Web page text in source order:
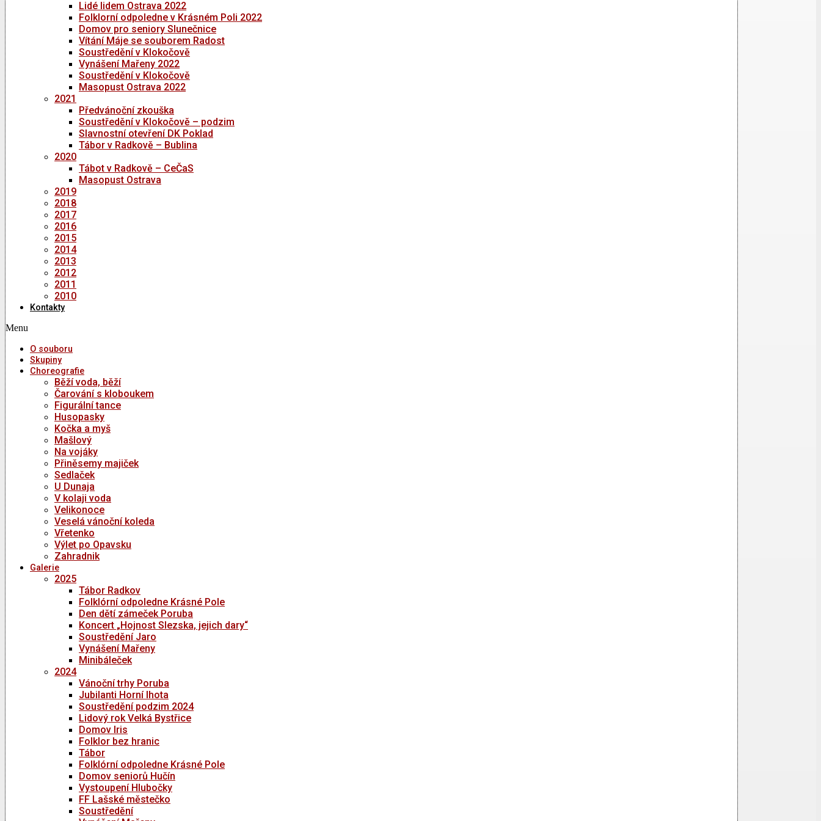
Lidé lidem Ostrava 2022
Folklorní odpoledne v Krásném Poli 2022
Domov pro seniory Slunečnice
Vítání Máje se souborem Radost
Soustředění v Klokočově
Vynášení Mařeny 2022
Soustředění v Klokočově
Masopust Ostrava 2022
2021
Předvánoční zkouška
Soustředění v Klokočově – podzim
Slavnostní otevření DK Poklad
Tábor v Radkově – Bublina
2020
Tábot v Radkově – CeČaS
Masopust Ostrava
2019
2018
2017
2016
2015
2014
2013
2012
2011
2010
Kontakty
Menu
O souboru
Skupiny
Choreografie
Běží voda, běží
Čarování s kloboukem
Figurální tance
Husopasky
Kočka a myš
Mašlový
Na vojáky
Přiněsemy majiček
Sedlaček
U Dunaja
V kolaji voda
Velikonoce
Veselá vánoční koleda
Vřetenko
Výlet po Opavsku
Zahradnik
Galerie
2025
Tábor Radkov
Folklórní odpoledne Krásné Pole
Den dětí zámeček Poruba
Koncert „Hojnost Slezska, jejich dary“
Soustředění Jaro
Vynášení Mařeny
Minibáleček
2024
Vánoční trhy Poruba
Jubilanti Horní lhota
Soustředění podzim 2024
Lidový rok Velká Bystřice
Domov Iris
Folklor bez hranic
Tábor
Folklórní odpoledne Krásné Pole
Domov seniorů Hučín
Vystoupení Hlubočky
FF Lašské městečko
Soustředění